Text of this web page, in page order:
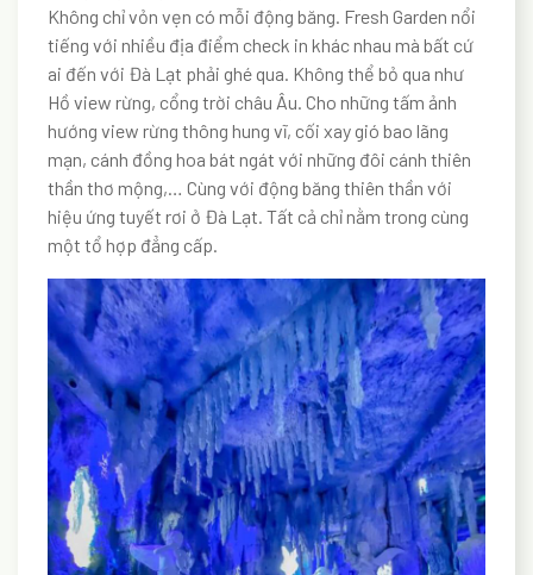
Không chỉ vỏn vẹn có mỗi động băng. Fresh Garden nổi
tiếng với nhiều địa điểm check in khác nhau mà bất cứ
ai đến với Đà Lạt phải ghé qua. Không thể bỏ qua như
Hồ view rừng, cổng trời châu Âu. Cho những tấm ảnh
hướng view rừng thông hung vĩ, cối xay gió bao lãng
mạn, cánh đồng hoa bát ngát với những đôi cánh thiên
thần thơ mộng,… Cùng với động băng thiên thần với
hiệu ứng tuyết rơi ở Đà Lạt. Tất cả chỉ nằm trong cùng
một tổ hợp đẳng cấp.